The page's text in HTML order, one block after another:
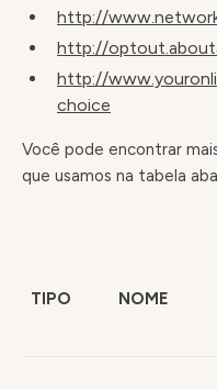
http://
http://
http://
choice
Você pode encontrar
que usamos na tabela
TIPO NOME